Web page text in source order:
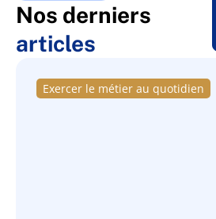
Nos derniers
articles
Exercer le métier au quotidien